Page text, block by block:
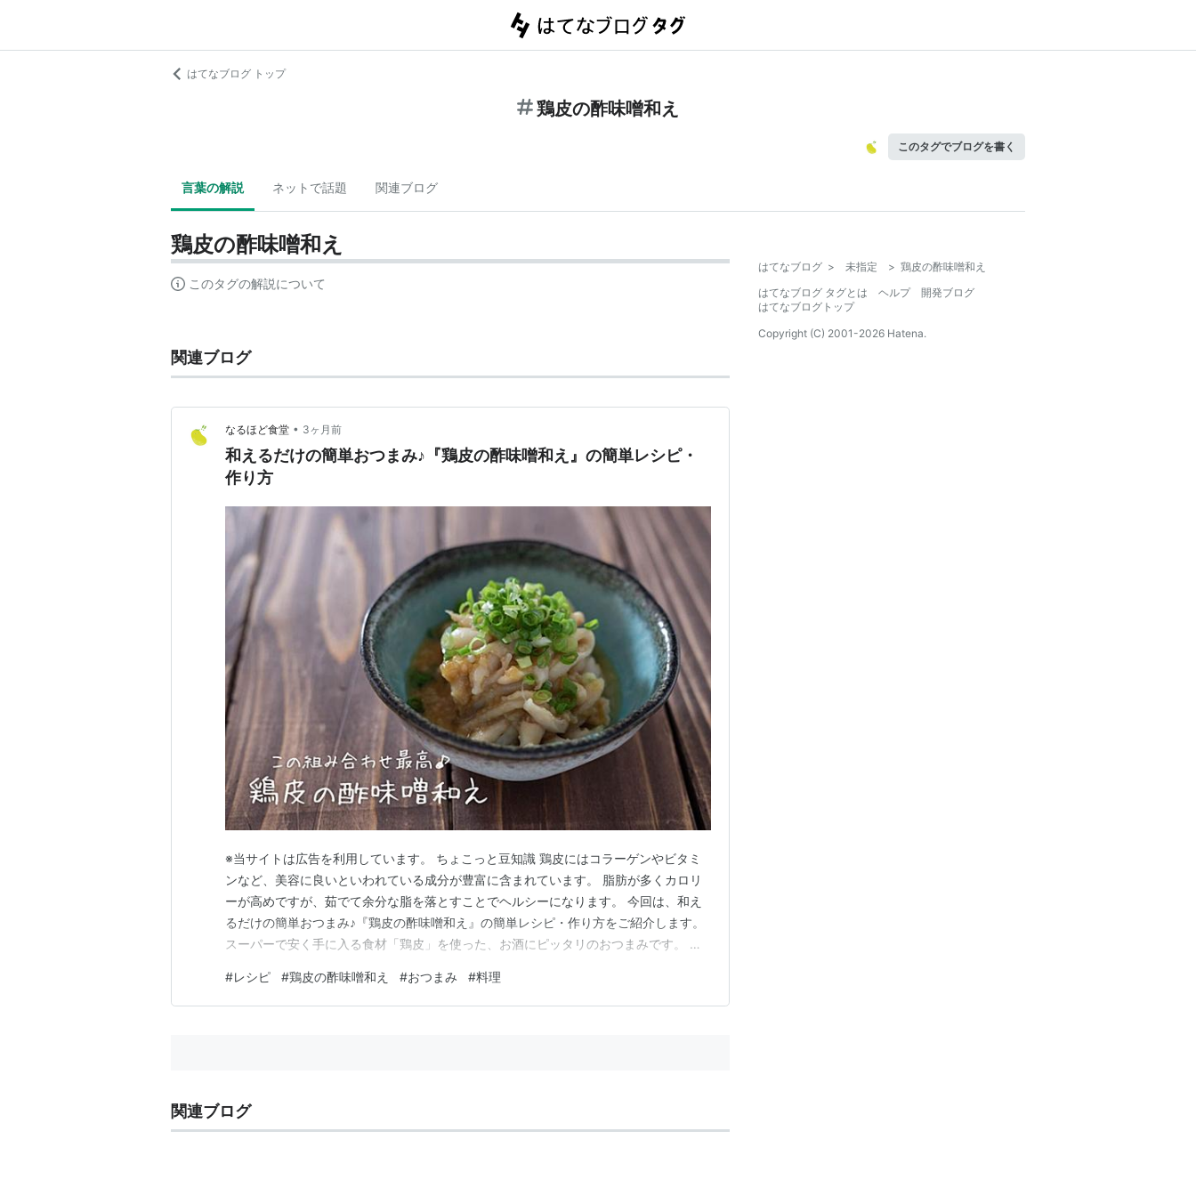
はてなブログ トップ
鶏皮の酢味噌和え
このタグでブログを書く
言葉の解説 ネットで話題 関連ブログ
鶏皮の酢味噌和え
このタグの解説について
関連ブログ
なるほど食堂 • 3ヶ月前
和えるだけの簡単おつまみ♪『鶏皮の酢味噌和え』の簡単レシピ・
作り方
※当サイトは広告を利用しています。 ちょこっと豆知識 鶏皮にはコラーゲンやビタミ
ンなど、美容に良いといわれている成分が豊富に含まれています。 脂肪が多くカロリ
ーが高めですが、茹でて余分な脂を落とすことでヘルシーになります。 今回は、和え
るだけの簡単おつまみ♪『鶏皮の酢味噌和え』の簡単レシピ・作り方をご紹介します。
スーパーで安く手に入る食材「鶏皮」を使った、お酒にピッタリのおつまみです。 鶏
料で簡単に作ることができますので、ぜひお試しください！ 鶏皮を茹でるときのポイ
ントも掲載していますので、ぜひ最後までご覧くださ…
#レシピ #鶏皮の酢味噌和え #おつまみ #料理
関連ブログ
はてなブログ > 未指定 > 鶏皮の酢味噌和え
はてなブログ タグとは
ヘルプ
開発ブログ
はてなブログトップ
Copyright (C) 2001-2026 Hatena.